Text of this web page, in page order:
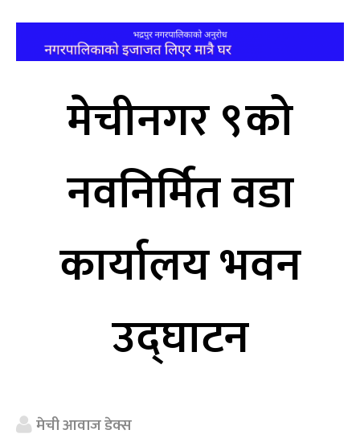
मेचीनगर ९को
नवनिर्मित वडा
कार्यालय भवन
उद्घाटन
मेची आवाज डेक्स